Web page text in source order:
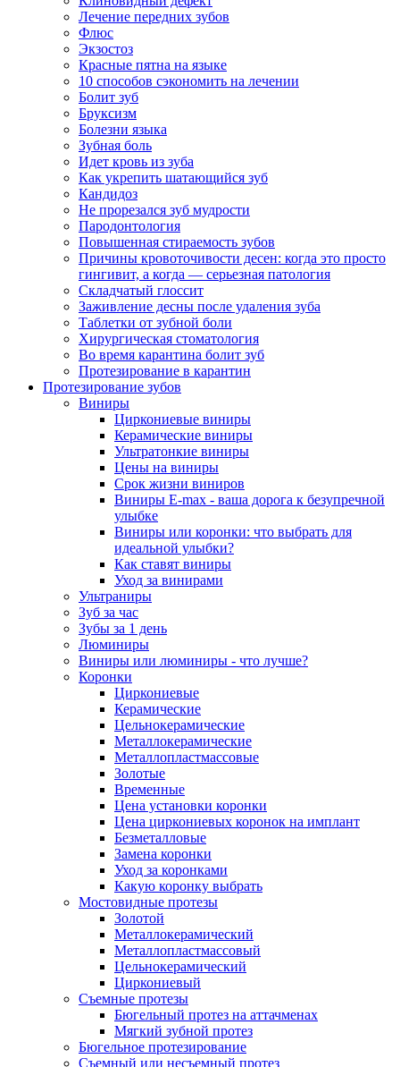
Лечение передних зубов
Флюс
Экзостоз
Красные пятна на языке
10 способов сэкономить на лечении
Болит зуб
Бруксизм
Болезни языка
Зубная боль
Идет кровь из зуба
Как укрепить шатающийся зуб
Кандидоз
Не прорезался зуб мудрости
Пародонтология
Повышенная стираемость зубов
Причины кровоточивости десен: когда это просто
гингивит, а когда — серьезная патология
Складчатый глоссит
Заживление десны после удаления зуба
Таблетки от зубной боли
Хирургическая стоматология
Во время карантина болит зуб
Протезирование в карантин
Протезирование зубов
Виниры
Циркониевые виниры
Керамические виниры
Ультратонкие виниры
Цены на виниры
Срок жизни виниров
Виниры E-max - ваша дорога к безупречной
улыбке
Виниры или коронки: что выбрать для
идеальной улыбки?
Как ставят виниры
Уход за винирами
Ультраниры
Зуб за час
Зубы за 1 день
Люминиры
Виниры или люминиры - что лучше?
Коронки
Циркониевые
Керамические
Цельнокерамические
Металлокерамические
Металлопластмассовые
Золотые
Временные
Цена установки коронки
Цена циркониевых коронок на имплант
Безметалловые
Замена коронки
Уход за коронками
Какую коронку выбрать
Мостовидные протезы
Золотой
Металлокерамический
Металлопластмассовый
Цельнокерамический
Циркониевый
Съемные протезы
Бюгельный протез на аттачменах
Мягкий зубной протез
Бюгельное протезирование
Съемный или несъемный протез